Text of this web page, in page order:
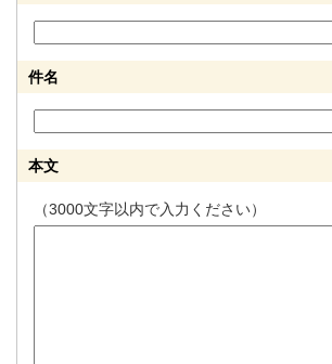
件名
本文
（3000文字以内で入力ください）